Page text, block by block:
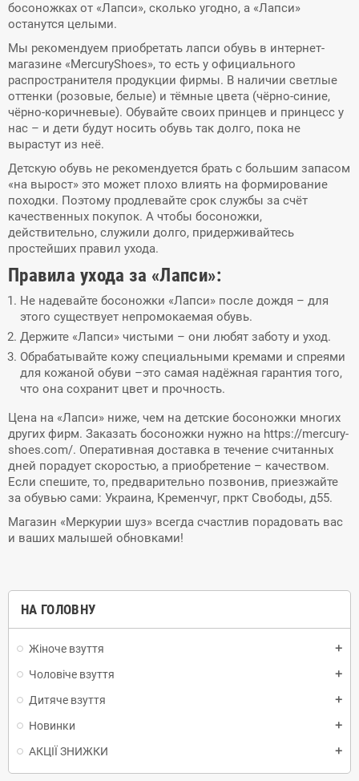
НА ГОЛОВНУ
Жіноче взуття add
Чоловіче взуття add
Дитяче взуття add
Новинки add
АКЦІЇ ЗНИЖКИ add
босоножках от «Лапси», сколько угодно, а «Лапси»
останутся целыми.
Мы рекомендуем приобретать лапси обувь в интернет-
магазине «MercuryShoes», то есть у официального
распространителя продукции фирмы. В наличии светлые
оттенки (розовые, белые) и тёмные цвета (чёрно-синие,
чёрно-коричневые). Обувайте своих принцев и принцесс у
нас – и дети будут носить обувь так долго, пока не
вырастут из неё.
Детскую обувь не рекомендуется брать с большим запасом
«на вырост» это может плохо влиять на формирование
походки. Поэтому продлевайте срок службы за счёт
качественных покупок. А чтобы босоножки,
действительно, служили долго, придерживайтесь
простейших правил ухода.
Правила ухода за «Лапси»:
Не надевайте босоножки «Лапси» после дождя – для
этого существует непромокаемая обувь.
Держите «Лапси» чистыми – они любят заботу и уход.
Обрабатывайте кожу специальными кремами и спреями
для кожаной обуви –это самая надёжная гарантия того,
что она сохранит цвет и прочность.
Цена на «Лапси» ниже, чем на детские босоножки многих
других фирм. Заказать босоножки нужно на https://mercury-
shoes.com/. Оперативная доставка в течение считанных
дней порадует скоростью, а приобретение – качеством.
Если спешите, то, предварительно позвонив, приезжайте
за обувью сами: Украина, Кременчуг, пркт Свободы, д55.
Магазин «Меркурии шуз» всегда счастлив порадовать вас
и ваших малышей обновками!